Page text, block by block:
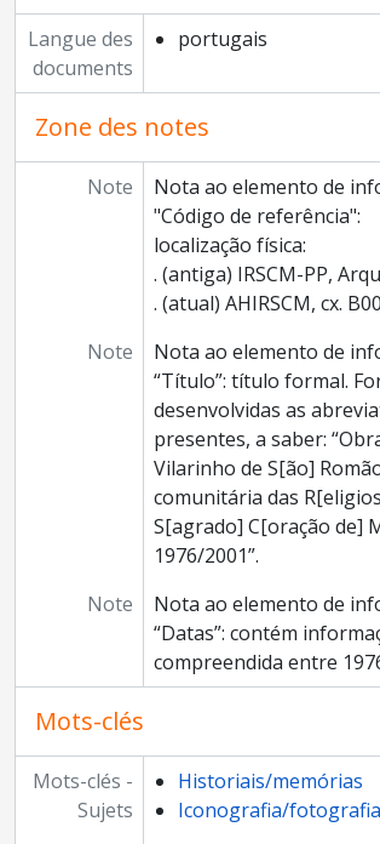
Langue des
documents
portugais
Zone des notes
Note
Nota ao elemento de
"Código de referência":
localização física:
. (antiga) IRSCM-PP,
. (atual) AHIRSCM, cx.
Note
Nota ao elemento de
“Título”: título formal.
desenvolvidas as
presentes, a saber:
Vilarinho de S[ão]
comunitária das
S[agrado] C[oração de]
1976/2001”.
Note
Nota ao elemento de
“Datas”: contém
compreendida entre
Mots-clés
Mots-clés -
Sujets
Historiais/memórias
Iconografia/fotografia